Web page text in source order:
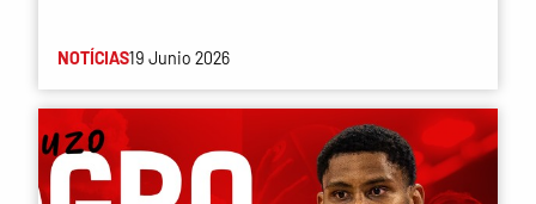
NOTÍCIAS19 Junio 2026